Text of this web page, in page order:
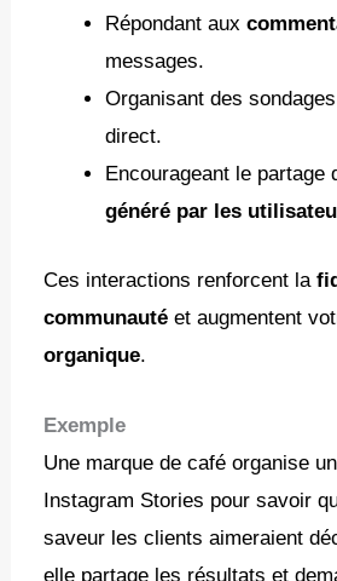
Répondant aux
messages.
Organisant des
direct.
Encourageant le partage
généré par les
Ces interactions renforcent la
communauté et augmentent
organique.
Exemple
Une marque de café organise
Instagram Stories pour savoir
saveur les clients aimeraient
elle partage les résultats et